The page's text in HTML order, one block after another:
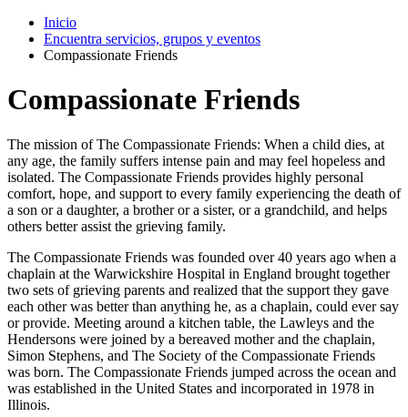
Inicio
Encuentra servicios, grupos y eventos
Compassionate Friends
Compassionate Friends
The mission of The Compassionate Friends: When a child dies, at
any age, the family suffers intense pain and may feel hopeless and
isolated. The Compassionate Friends provides highly personal
comfort, hope, and support to every family experiencing the death of
a son or a daughter, a brother or a sister, or a grandchild, and helps
others better assist the grieving family.
The Compassionate Friends was founded over 40 years ago when a
chaplain at the Warwickshire Hospital in England brought together
two sets of grieving parents and realized that the support they gave
each other was better than anything he, as a chaplain, could ever say
or provide. Meeting around a kitchen table, the Lawleys and the
Hendersons were joined by a bereaved mother and the chaplain,
Simon Stephens, and The Society of the Compassionate Friends
was born. The Compassionate Friends jumped across the ocean and
was established in the United States and incorporated in 1978 in
Illinois.